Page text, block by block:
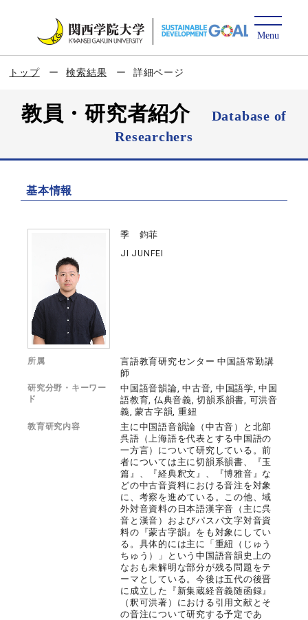
トップ 検索結果 詳細ページ
教員・研究者紹介
Database of
Researchers
基本情報
季 鈞菲
JI JUNFEI
所属
言語教育研究センター 中国語常勤講
師
研究分野・キーワー
ド
中国語音韻論, 中古音, 中国語学, 中国
語教育, 仏典音義, 切韻系韻書, 可洪音
義, 蒙古字韻, 重紐
教育研究内容
主に中国語音韻論（中古音）と北部
呉語（上海語を代表とする中国語の
一方言）について研究している。前
者については主に切韻系韻書、『玉
篇』、『経典釈文』、『博雅音』な
どの中古音資料における音注を対象
に、考察を進めている。この他、域
外対音資料の日本語漢字音（主に呉
音と漢音）およびパスパ文字対音資
料の『蒙古字韻』をも対象にしてい
る。具体的には主に「重紐（じゅう
ちゅう）」という中国語音韻史上の
なおも未解明な部分が残る問題をテ
ーマとしている。今後は五代の後晋
に成立した『新集蔵経音義随函録』
（釈可洪著）における引用文献とそ
の音注について研究する予定であ